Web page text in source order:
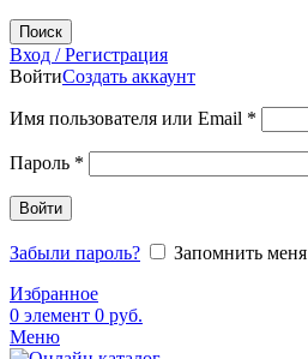
Поиск
Вход / Регистрация
ВойтиСоздать аккаунт
Имя пользователя или Email *
Пароль *
Войти
Забыли пароль?
Запомнить меня
Избранное
0 элемент 0 руб.
Меню